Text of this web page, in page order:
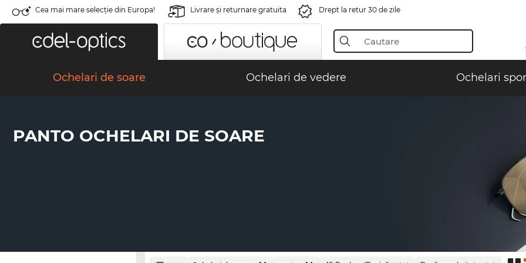
Cea mai mare selecție din Europa! Livrare şi returnare gratuita Drept la retur 30 de zile
Ochelari de soare Ochelari de vedere Ochelari
PANTO OCHELARI DE SOARE